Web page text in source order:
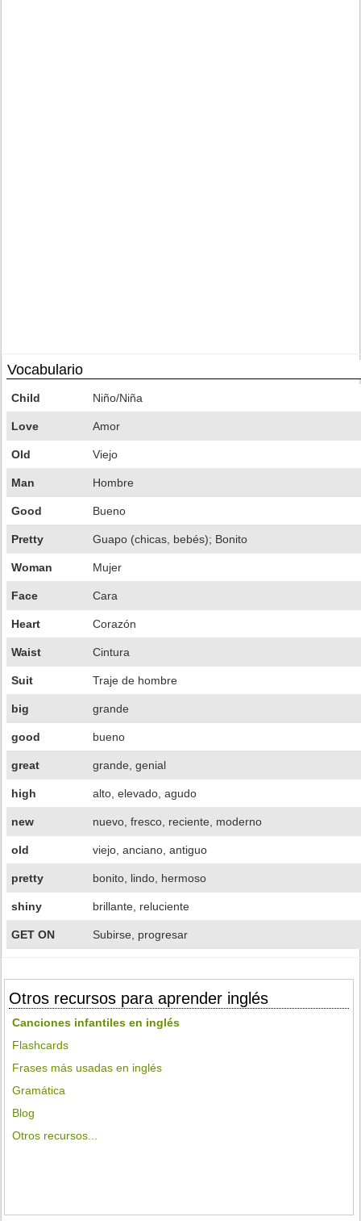
Vocabulario
Child Niño/Niña
Love Amor
Old Viejo
Man Hombre
Good Bueno
Pretty Guapo (chicas, bebés); Bonito
Woman Mujer
Face Cara
Heart Corazón
Waist Cintura
Suit Traje de hombre
big grande
good bueno
great grande, genial
high alto, elevado, agudo
new nuevo, fresco, reciente, moderno
old viejo, anciano, antiguo
pretty bonito, lindo, hermoso
shiny brillante, reluciente
GET ON Subirse, progresar
Otros recursos para aprender inglés
Canciones infantiles en inglés
Flashcards
Frases más usadas en inglés
Gramática
Blog
Otros recursos...